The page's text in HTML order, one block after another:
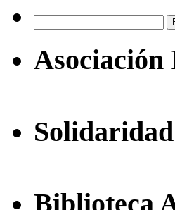
Asociación
Biblioteca